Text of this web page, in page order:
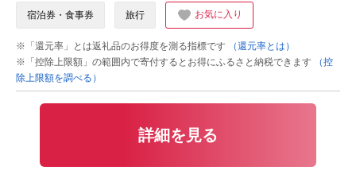
宿泊券・食事券 旅行 お気に入り
※「還元率」とは返礼品のお得度を測る指標です
（還元率とは）
※「控除上限額」の範囲内で寄付するとお得にふるさと納税できます
（控
除上限額を調べる）
詳細を見る